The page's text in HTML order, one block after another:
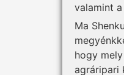
valamint
Ma
hogy
agráripari